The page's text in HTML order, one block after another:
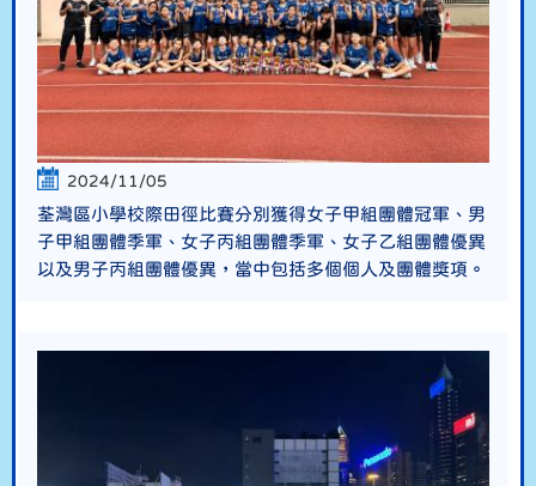
2024/11/05
荃灣區小學校際田徑比賽分別獲得女子甲組團體冠軍、男
子甲組團體季軍、女子丙組團體季軍、女子乙組團體優異
以及男子丙組團體優異，當中包括多個個人及團體獎項。